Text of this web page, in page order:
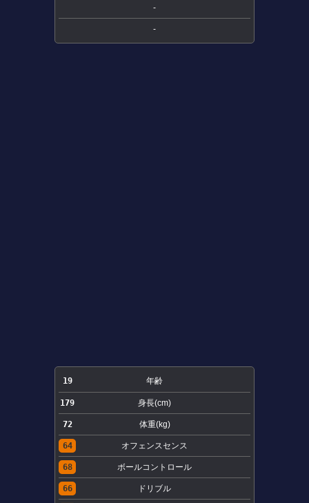
-
-
19 年齢
179 身長(cm)
72 体重(kg)
64 オフェンスセンス
68 ボールコントロール
66 ドリブル